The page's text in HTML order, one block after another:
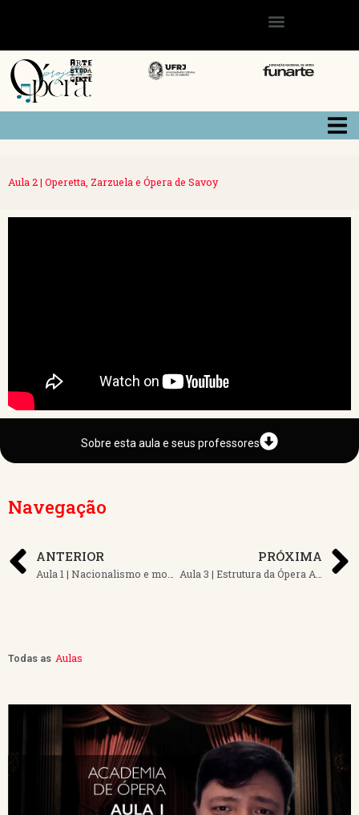
Aula 2 | Operetta, Zarzuela e Ópera de Savoy
Sobre esta aula e seus professores
Navegação
ANTERIOR PRÓXIMA
Aula 3 | Estrutura da Ópera Aria vs. Recitativo
Todas as Aulas